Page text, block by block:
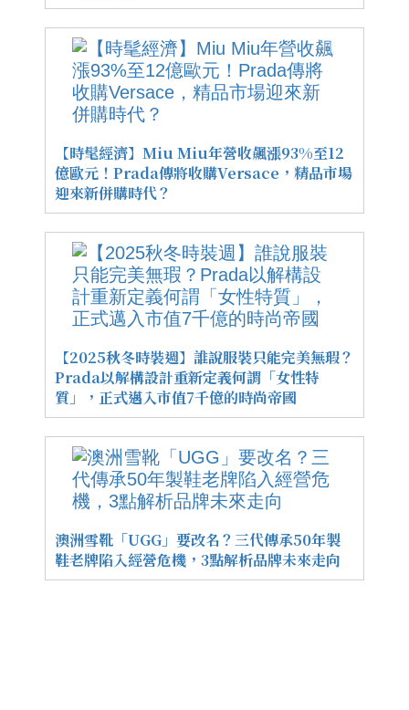
【時髦經濟】Miu Miu年營收飆漲93%至12
億歐元！Prada傳將收購Versace，精品市場
迎來新併購時代？
【2025秋冬時裝週】誰說服裝只能完美無瑕？
Prada以解構設計重新定義何謂「女性特
質」，正式邁入市值7千億的時尚帝國
澳洲雪靴「UGG」要改名？三代傳承50年製
鞋老牌陷入經營危機，3點解析品牌未來走向